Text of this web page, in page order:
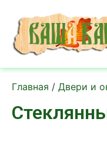
Главная / Двери и